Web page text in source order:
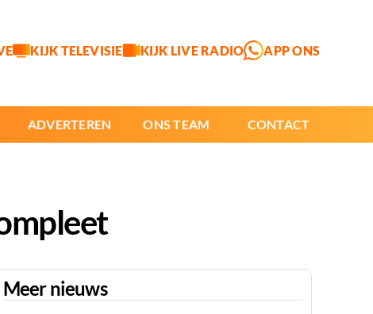
KIJK TELEVISIE KIJK LIVE RADIO APP ONS
ADVERTEREN ONS TEAM CONTACT
Meer nieuws